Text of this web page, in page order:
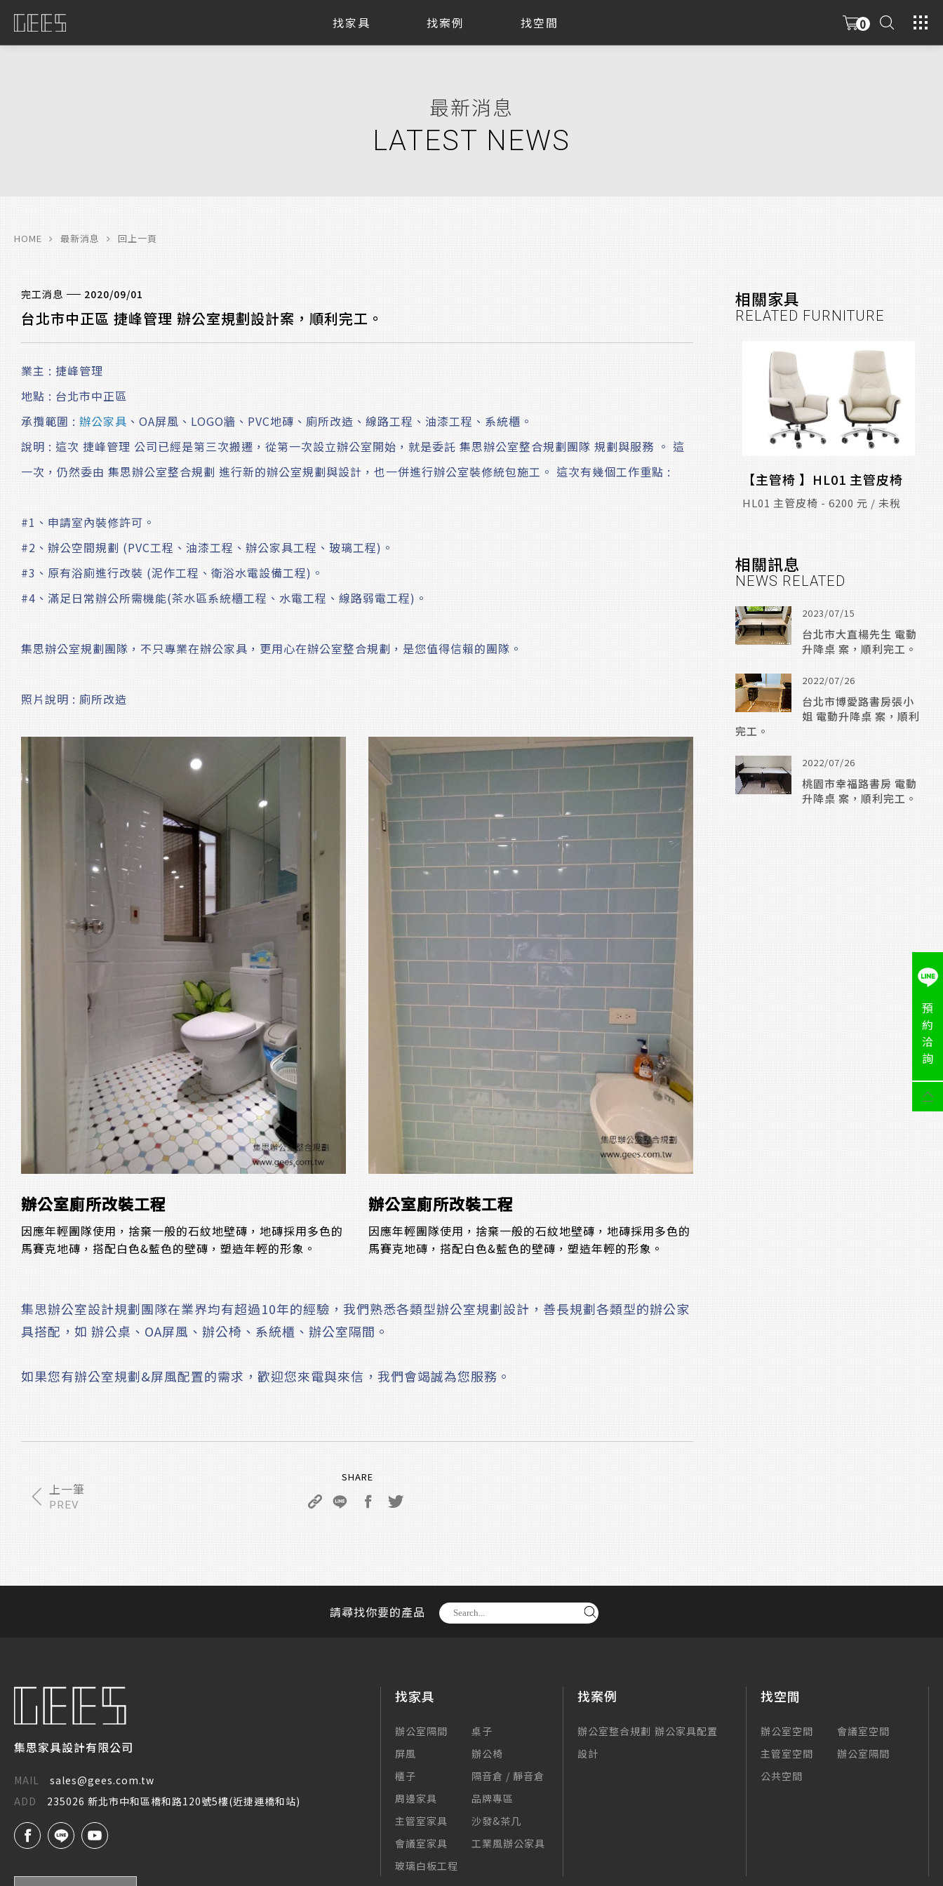
找家具 找案例 找空間 0
預
約
洽
詢
最新消息
LATEST NEWS
HOME 最新消息 回上一頁
完工消息 2020/09/01
台北市中正區 捷峰管理 辦公室規劃設計案，順利完工。
業主 : 捷峰管理
地點 : 台北市中正區
承攬範圍 : 辦公家具 、OA屏風、LOGO牆、PVC地磚、廁所改造、線路工程、油漆工程、系統櫃。
說明 : 這次 捷峰管理 公司已經是第三次搬遷，從第一次設立辦公室開始，就是委託 集思辦公室整合規劃團隊 規劃與服務 。 這
一次，仍然委由 集思辦公室整合規劃 進行新的辦公室規劃與設計，也一併進行辦公室裝修統包施工。 這次有幾個工作重點 :
#1、申請室內裝修許可。
#2、辦公空間規劃 (PVC工程、油漆工程、辦公家具工程、玻璃工程)。
#3、原有浴廁進行改裝 (泥作工程、衛浴水電設備工程)。
#4、滿足日常辦公所需機能(茶水區系統櫃工程、水電工程、線路弱電工程)。
集思辦公室規劃團隊，不只專業在辦公家具，更用心在辦公室整合規劃，是您值得信賴的團隊。
照片說明 : 廁所改造
辦公室廁所改裝工程
因應年輕團隊使用，捨棄一般的石紋地壁磚，地磚採用多色的
馬賽克地磚，搭配白色&藍色的壁磚，塑造年輕的形象。
辦公室廁所改裝工程
因應年輕團隊使用，捨棄一般的石紋地壁磚，地磚採用多色的
馬賽克地磚，搭配白色&藍色的壁磚，塑造年輕的形象。
集思辦公室設計規劃團隊在業界均有超過10年的經驗，我們熟悉各類型辦公室規劃設計，善長規劃各類型的辦公家
具搭配，如 辦公桌、OA屏風、辦公椅、系統櫃、辦公室隔間。
如果您有辦公室規劃&屏風配置的需求，歡迎您來電與來信，我們會竭誠為您服務。
PREV
相關家具
RELATED FURNITURE
【主管椅 】HL01 主管皮椅
HL01 主管皮椅 - 6200 元 / 未稅
相關訊息
NEWS RELATED
2023/07/15
台北市大直楊先生 電動
升降桌 案，順利完工。
2022/07/26
台北市博愛路書房張小
姐 電動升降桌 案，順利
完工。
2022/07/26
桃園市幸福路書房 電動
升降桌 案，順利完工。
請尋找你要的產品
集思家具設計有限公司
MAIL
sales@gees.com.tw
ADD
235026 新北市中和區橋和路120號5樓(近捷運橋和站)
找家具
辦公室隔間
桌子
屏風
辦公椅
櫃子
隔音倉 / 靜音倉
周邊家具
品牌專區
主管室家具
沙發&茶几
會議室家具
工業風辦公家具
玻璃白板工程
找案例
辦公室整合規劃
設計
辦公家具配置
找空間
辦公室空間
會議室空間
主管室空間
辦公室隔間
公共空間